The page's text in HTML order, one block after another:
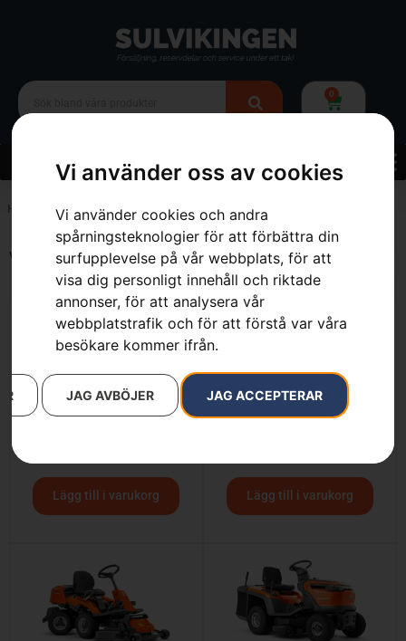
Vi använder oss av cookies
Vi använder cookies och andra
spårningsteknologier för att förbättra din
surfupplevelse på vår webbplats, för att
visa dig personligt innehåll och riktade
annonser, för att analysera vår
webbplatstrafik och för att förstå var våra
besökare kommer ifrån.
JAG ACCEPTERAR
JAG AVBÖJER
0
Hem 413 cm³
Visar alla 5 resultat
Lägg till i varukorg Lägg till i varukorg